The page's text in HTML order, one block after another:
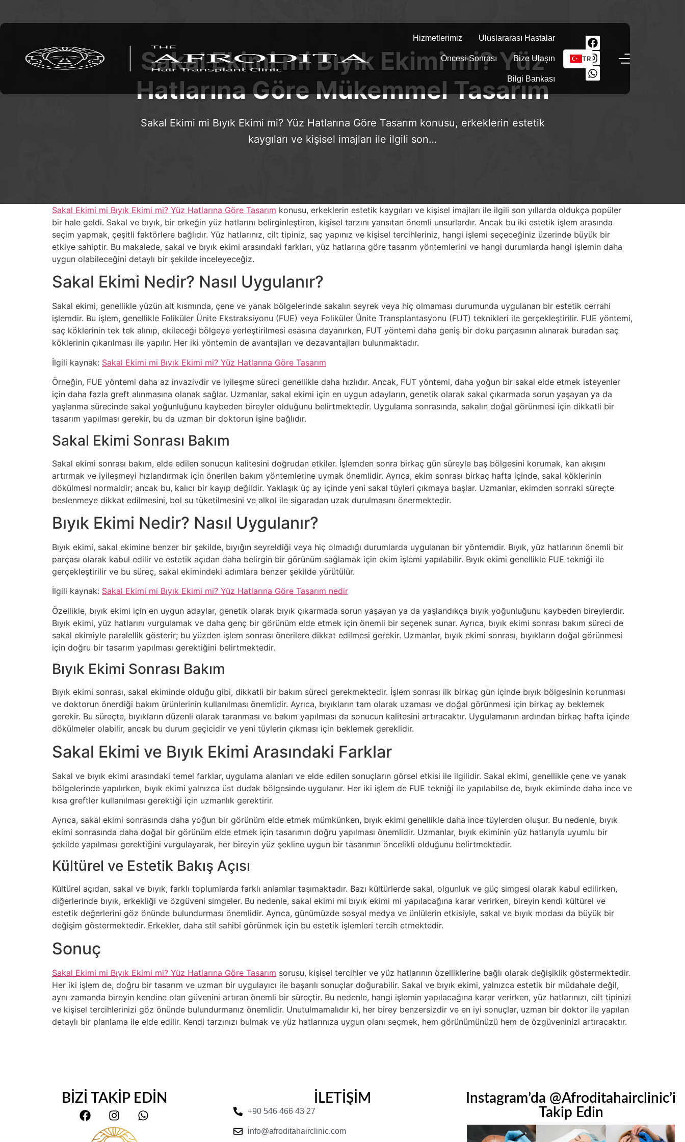
Hizmetlerimiz Uluslararası Hastalar
Öncesi-Sonrası Bize Ulaşın
Bilgi Bankası
TR
Sakal Ekimi mi Bıyık Ekimi mi? Yüz
Hatlarına Göre Mükemmel Tasarım
Sakal Ekimi mi Bıyık Ekimi mi? Yüz Hatlarına Göre Tasarım konusu, erkeklerin estetik
kaygıları ve kişisel imajları ile ilgili son…
Sakal Ekimi mi Bıyık Ekimi mi? Yüz Hatlarına Göre Tasarım konusu, erkeklerin estetik kaygıları ve kişisel imajları ile ilgili son yıllarda oldukça popüler
bir hale geldi. Sakal ve bıyık, bir erkeğin yüz hatlarını belirginleştiren, kişisel tarzını yansıtan önemli unsurlardır. Ancak bu iki estetik işlem arasında
seçim yapmak, çeşitli faktörlere bağlıdır. Yüz hatlarınız, cilt tipiniz, saç yapınız ve kişisel tercihleriniz, hangi işlemi seçeceğiniz üzerinde büyük bir
etkiye sahiptir. Bu makalede, sakal ve bıyık ekimi arasındaki farkları, yüz hatlarına göre tasarım yöntemlerini ve hangi durumlarda hangi işlemin daha
uygun olabileceğini detaylı bir şekilde inceleyeceğiz.
Sakal Ekimi Nedir? Nasıl Uygulanır?
Sakal ekimi, genellikle yüzün alt kısmında, çene ve yanak bölgelerinde sakalın seyrek veya hiç olmaması durumunda uygulanan bir estetik cerrahi
işlemdir. Bu işlem, genellikle Foliküler Ünite Ekstraksiyonu (FUE) veya Foliküler Ünite Transplantasyonu (FUT) teknikleri ile gerçekleştirilir. FUE yöntemi,
saç köklerinin tek tek alınıp, ekileceği bölgeye yerleştirilmesi esasına dayanırken, FUT yöntemi daha geniş bir doku parçasının alınarak buradan saç
köklerinin çıkarılması ile yapılır. Her iki yöntemin de avantajları ve dezavantajları bulunmaktadır.
İlgili kaynak: Sakal Ekimi mi Bıyık Ekimi mi? Yüz Hatlarına Göre Tasarım
Örneğin, FUE yöntemi daha az invazivdir ve iyileşme süreci genellikle daha hızlıdır. Ancak, FUT yöntemi, daha yoğun bir sakal elde etmek isteyenler
için daha fazla greft alınmasına olanak sağlar. Uzmanlar, sakal ekimi için en uygun adayların, genetik olarak sakal çıkarmada sorun yaşayan ya da
yaşlanma sürecinde sakal yoğunluğunu kaybeden bireyler olduğunu belirtmektedir. Uygulama sonrasında, sakalın doğal görünmesi için dikkatli bir
tasarım yapılması gerekir, bu da uzman bir doktorun işine bağlıdır.
Sakal Ekimi Sonrası Bakım
Sakal ekimi sonrası bakım, elde edilen sonucun kalitesini doğrudan etkiler. İşlemden sonra birkaç gün süreyle baş bölgesini korumak, kan akışını
artırmak ve iyileşmeyi hızlandırmak için önerilen bakım yöntemlerine uymak önemlidir. Ayrıca, ekim sonrası birkaç hafta içinde, sakal köklerinin
dökülmesi normaldir; ancak bu, kalıcı bir kayıp değildir. Yaklaşık üç ay içinde yeni sakal tüyleri çıkmaya başlar. Uzmanlar, ekimden sonraki süreçte
beslenmeye dikkat edilmesini, bol su tüketilmesini ve alkol ile sigaradan uzak durulmasını önermektedir.
Bıyık Ekimi Nedir? Nasıl Uygulanır?
Bıyık ekimi, sakal ekimine benzer bir şekilde, bıyığın seyreldiği veya hiç olmadığı durumlarda uygulanan bir yöntemdir. Bıyık, yüz hatlarının önemli bir
parçası olarak kabul edilir ve estetik açıdan daha belirgin bir görünüm sağlamak için ekim işlemi yapılabilir. Bıyık ekimi genellikle FUE tekniği ile
gerçekleştirilir ve bu süreç, sakal ekimindeki adımlara benzer şekilde yürütülür.
İlgili kaynak: Sakal Ekimi mi Bıyık Ekimi mi? Yüz Hatlarına Göre Tasarım nedir
Özellikle, bıyık ekimi için en uygun adaylar, genetik olarak bıyık çıkarmada sorun yaşayan ya da yaşlandıkça bıyık yoğunluğunu kaybeden bireylerdir.
Bıyık ekimi, yüz hatlarını vurgulamak ve daha genç bir görünüm elde etmek için önemli bir seçenek sunar. Ayrıca, bıyık ekimi sonrası bakım süreci de
sakal ekimiyle paralellik gösterir; bu yüzden işlem sonrası önerilere dikkat edilmesi gerekir. Uzmanlar, bıyık ekimi sonrası, bıyıkların doğal görünmesi
için doğru bir tasarım yapılması gerektiğini belirtmektedir.
Bıyık Ekimi Sonrası Bakım
Bıyık ekimi sonrası, sakal ekiminde olduğu gibi, dikkatli bir bakım süreci gerekmektedir. İşlem sonrası ilk birkaç gün içinde bıyık bölgesinin korunması
ve doktorun önerdiği bakım ürünlerinin kullanılması önemlidir. Ayrıca, bıyıkların tam olarak uzaması ve doğal görünmesi için birkaç ay beklemek
gerekir. Bu süreçte, bıyıkların düzenli olarak taranması ve bakım yapılması da sonucun kalitesini artıracaktır. Uygulamanın ardından birkaç hafta içinde
dökülmeler olabilir, ancak bu durum geçicidir ve yeni tüylerin çıkması için beklemek gereklidir.
Sakal Ekimi ve Bıyık Ekimi Arasındaki Farklar
Sakal ve bıyık ekimi arasındaki temel farklar, uygulama alanları ve elde edilen sonuçların görsel etkisi ile ilgilidir. Sakal ekimi, genellikle çene ve yanak
bölgelerinde yapılırken, bıyık ekimi yalnızca üst dudak bölgesinde uygulanır. Her iki işlem de FUE tekniği ile yapılabilse de, bıyık ekiminde daha ince ve
kısa greftler kullanılması gerektiği için uzmanlık gerektirir.
Ayrıca, sakal ekimi sonrasında daha yoğun bir görünüm elde etmek mümkünken, bıyık ekimi genellikle daha ince tüylerden oluşur. Bu nedenle, bıyık
ekimi sonrasında daha doğal bir görünüm elde etmek için tasarımın doğru yapılması önemlidir. Uzmanlar, bıyık ekiminin yüz hatlarıyla uyumlu bir
şekilde yapılması gerektiğini vurgulayarak, her bireyin yüz şekline uygun bir tasarımın öncelikli olduğunu belirtmektedir.
Kültürel ve Estetik Bakış Açısı
Kültürel açıdan, sakal ve bıyık, farklı toplumlarda farklı anlamlar taşımaktadır. Bazı kültürlerde sakal, olgunluk ve güç simgesi olarak kabul edilirken,
diğerlerinde bıyık, erkekliği ve özgüveni simgeler. Bu nedenle, sakal ekimi mi bıyık ekimi mi yapılacağına karar verirken, bireyin kendi kültürel ve
estetik değerlerini göz önünde bulundurması önemlidir. Ayrıca, günümüzde sosyal medya ve ünlülerin etkisiyle, sakal ve bıyık modası da büyük bir
değişim göstermektedir. Erkekler, daha stil sahibi görünmek için bu estetik işlemleri tercih etmektedir.
Sonuç
Sakal Ekimi mi Bıyık Ekimi mi? Yüz Hatlarına Göre Tasarım sorusu, kişisel tercihler ve yüz hatlarının özelliklerine bağlı olarak değişiklik göstermektedir.
Her iki işlem de, doğru bir tasarım ve uzman bir uygulayıcı ile başarılı sonuçlar doğurabilir. Sakal ve bıyık ekimi, yalnızca estetik bir müdahale değil,
aynı zamanda bireyin kendine olan güvenini artıran önemli bir süreçtir. Bu nedenle, hangi işlemin yapılacağına karar verirken, yüz hatlarınızı, cilt tipinizi
ve kişisel tercihlerinizi göz önünde bulundurmanız önemlidir. Unutulmamalıdır ki, her birey benzersizdir ve en iyi sonuçlar, uzman bir doktor ile yapılan
detaylı bir planlama ile elde edilir. Kendi tarzınızı bulmak ve yüz hatlarınıza uygun olanı seçmek, hem görünümünüzü hem de özgüveninizi artıracaktır.
BİZİ TAKİP EDİN İLETİŞİM
+90 546 466 43 27
info@afroditahairclinic.com
Instagram’da @Afroditahairclinic’i
Takip Edin